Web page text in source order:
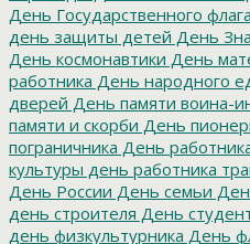
День Государственного флага
день защиты детей День
День космонавтики День
работника День народного
дверей День памяти воина-
памяти и скорби День
пограничника День
культуры день работника
День России День семьи
день строителя День
день физкультурника День